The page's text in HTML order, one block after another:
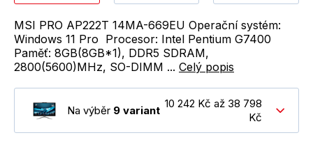
MSI PRO AP222T 14MA-669EU Operační systém:
Windows 11 Pro Procesor: Intel Pentium G7400
Paměť: 8GB(8GB*1), DDR5 SDRAM,
2800(5600)MHz, SO-DIMM ... Celý popis
Na výběr 9 variant
10 242 Kč až 38 798
Kč